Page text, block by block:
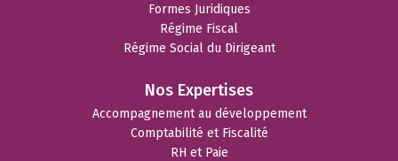
Formes Juridiques
Régime Fiscal
Régime Social du Dirigeant
Nos Expertises
Accompagnement au développement
Comptabilité et Fiscalité
RH et Paie